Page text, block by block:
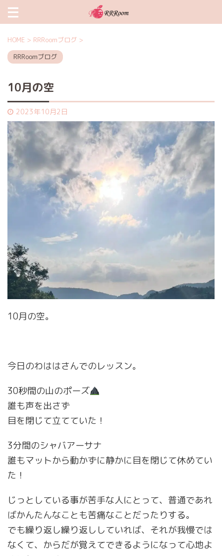
HOME > RRRoomブログ >
RRRoomブログ
10月の空
2023年10月2日
10月の空。
今日のわははさんでのレッスン。
30秒間の山のポーズ
誰も声を出さず
目を閉じて立てていた！
3分間のシャバアーサナ
誰もマットから動かずに静かに目を閉じて休めてい
た！
じっとしている事が苦手な人にとって、普通であれ
ばかんたんなことも苦痛なことだったりする。
でも繰り返し繰り返ししていれば、それが我慢では
なくて、からだが覚えてできるようになって心地よ